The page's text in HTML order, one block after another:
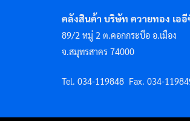
คลังสินค้า บริษัท ควายทอง เออี
89/2 หมู่ 2 ต.คอกกระบือ อ.เมือง
จ.สมุทรสาคร 74000
Tel. 034-119848 Fax. 034-